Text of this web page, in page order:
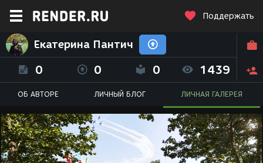
Поддержать
Екатерина Пантич
0 0 0 1439
ОБ АВТОРЕ ЛИЧНЫЙ БЛОГ ЛИЧНАЯ ГАЛЕРЕЯ